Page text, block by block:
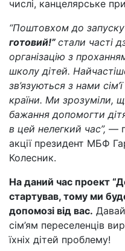
числі, канцелярське
“Поштовхом до
готовий!” стали часті
організацію з
школу дітей.
зв’язуються з нами
країни. Ми зрозуміли,
бажання допомогти
в цей нелегкий час”, —
акції президент МБФ
Колесник.
На даний час проект
стартував, тому ми
допомозі від вас.
сім’ям переселенців
їхніх дітей проблему!